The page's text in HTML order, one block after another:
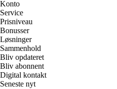
Konto
Service
Prisniveau
Bonusser
Løsninger
Sammenhold
Bliv opdateret
Bliv abonnent
Digital kontakt
Seneste nyt